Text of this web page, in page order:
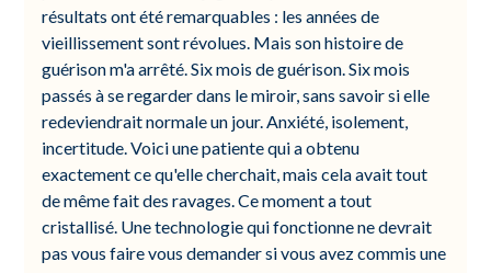
résultats ont été remarquables : les années de
vieillissement sont révolues. Mais son histoire de
guérison m'a arrêté. Six mois de guérison. Six mois
passés à se regarder dans le miroir, sans savoir si elle
redeviendrait normale un jour. Anxiété, isolement,
incertitude. Voici une patiente qui a obtenu
exactement ce qu'elle cherchait, mais cela avait tout
de même fait des ravages. Ce moment a tout
cristallisé. Une technologie qui fonctionne ne devrait
pas vous faire vous demander si vous avez commis une